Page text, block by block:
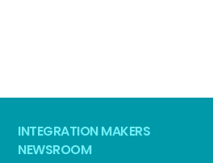
INTEGRATION MAKERS
NEWSROOM